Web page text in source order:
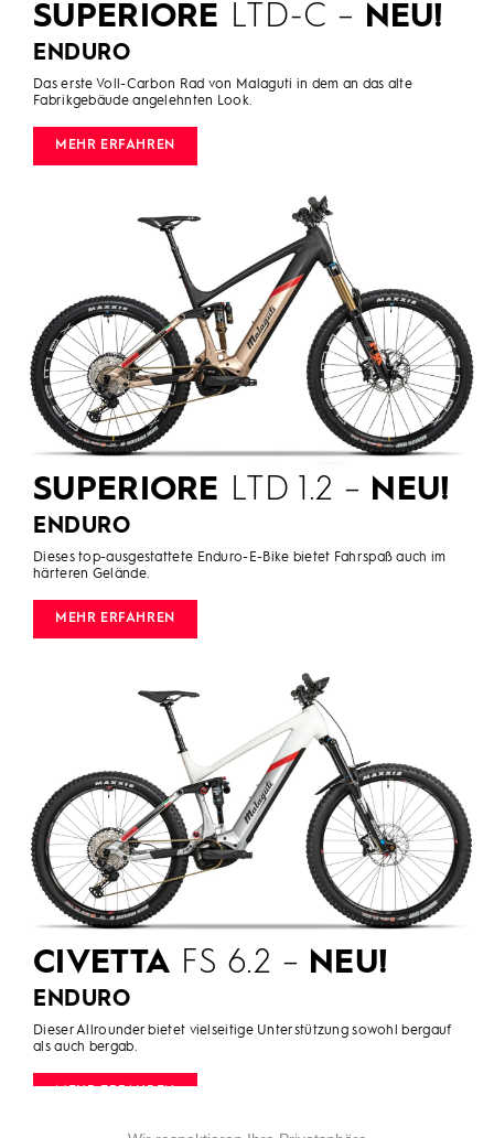
SUPERIORE LTD-C – NEU!
ENDURO
Das erste Voll-Carbon Rad von Malaguti in dem an das alte
Fabrikgebäude angelehnten Look.
MEHR ERFAHREN
SUPERIORE LTD 1.2 – NEU!
ENDURO
Dieses top-ausgestattete Enduro-E-Bike bietet Fahrspaß auch im
härteren Gelände.
MEHR ERFAHREN
CIVETTA FS 6.2 – NEU!
ENDURO
Dieser Allrounder bietet vielseitige Unterstützung sowohl bergauf
als auch bergab.